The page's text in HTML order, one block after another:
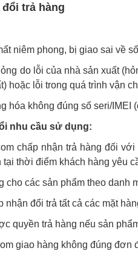
trả hàng
niêm phong, bị giao sai về
do lỗi của nhà sản xuất
hoặc lỗi trong quá trình vận
hóa không đúng số seri/
nhu cầu sử dụng:
chấp nhận trả hàng đối
tại thời điểm khách hàng yêu
cho các sản phẩm theo danh
nhận đổi trả tất cả các mặt
quyền trả hàng nếu sản
giao hàng không đúng đơn